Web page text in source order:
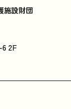
施設財団
2F